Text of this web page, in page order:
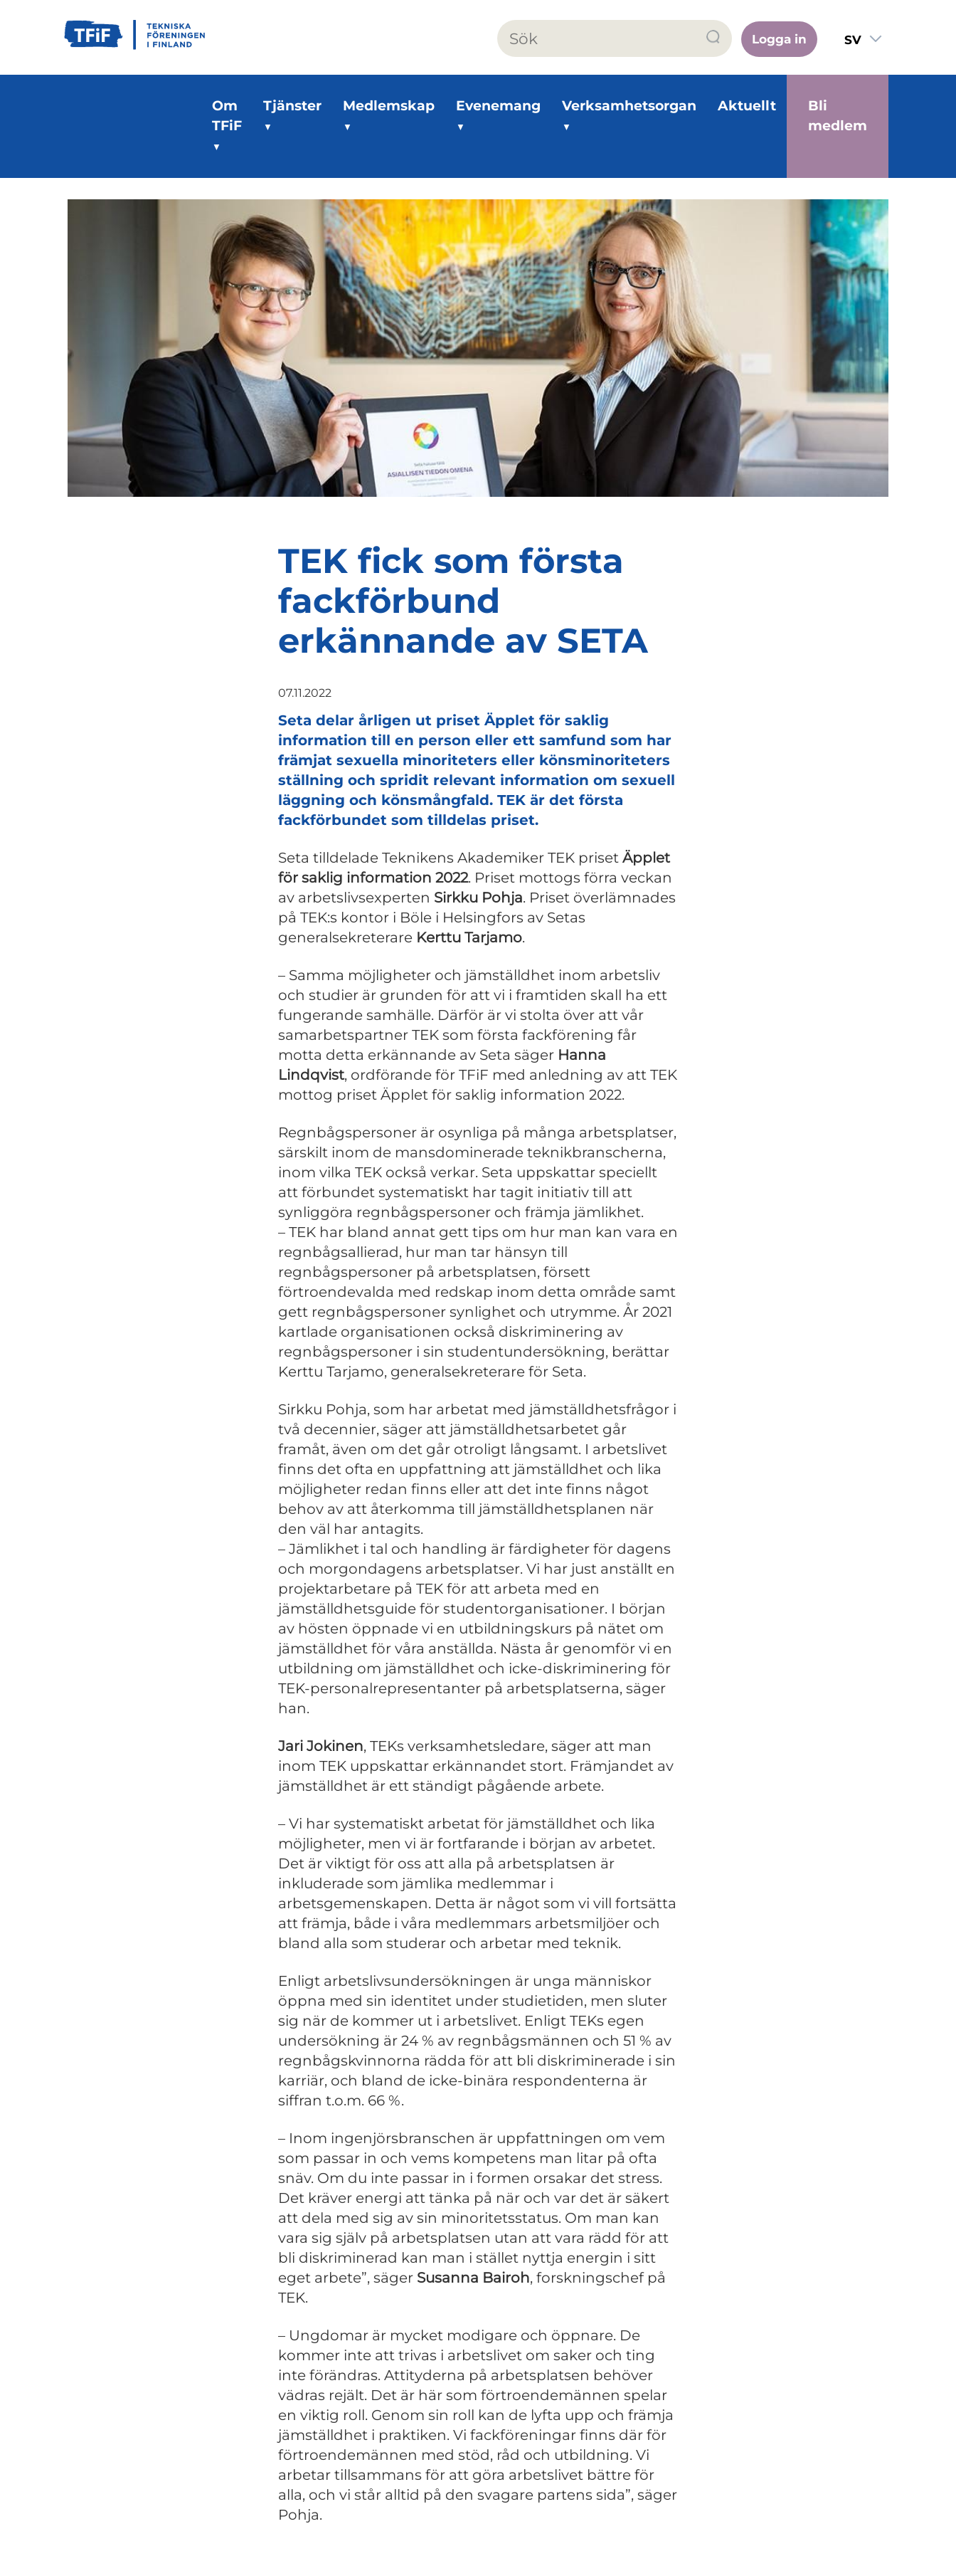
Logga in
SV
Om
TFiF
Tjänster Medlemskap Evenemang Verksamhetsorgan Aktuellt
Bli
medlem
TEK fick som första
fackförbund
erkännande av SETA
07.11.2022
Seta delar årligen ut priset Äpplet för saklig
information till en person eller ett samfund som har
främjat sexuella minoriteters eller könsminoriteters
ställning och spridit relevant information om sexuell
läggning och könsmångfald. TEK är det första
fackförbundet som tilldelas priset.
Seta tilldelade Teknikens Akademiker TEK priset Äpplet
för saklig information 2022. Priset mottogs förra veckan
av arbetslivsexperten Sirkku Pohja. Priset överlämnades
på TEK:s kontor i Böle i Helsingfors av Setas
generalsekreterare Kerttu Tarjamo.
– Samma möjligheter och jämställdhet inom arbetsliv
och studier är grunden för att vi i framtiden skall ha ett
fungerande samhälle. Därför är vi stolta över att vår
samarbetspartner TEK som första fackförening får
motta detta erkännande av Seta säger Hanna
Lindqvist, ordförande för TFiF med anledning av att TEK
mottog priset Äpplet för saklig information 2022.
Regnbågspersoner är osynliga på många arbetsplatser,
särskilt inom de mansdominerade teknikbranscherna,
inom vilka TEK också verkar. Seta uppskattar speciellt
att förbundet systematiskt har tagit initiativ till att
synliggöra regnbågspersoner och främja jämlikhet.
– TEK har bland annat gett tips om hur man kan vara en
regnbågsallierad, hur man tar hänsyn till
regnbågspersoner på arbetsplatsen, försett
förtroendevalda med redskap inom detta område samt
gett regnbågspersoner synlighet och utrymme. År 2021
kartlade organisationen också diskriminering av
regnbågspersoner i sin studentundersökning, berättar
Kerttu Tarjamo, generalsekreterare för Seta.
Sirkku Pohja, som har arbetat med jämställdhetsfrågor i
två decennier, säger att jämställdhetsarbetet går
framåt, även om det går otroligt långsamt. I arbetslivet
finns det ofta en uppfattning att jämställdhet och lika
möjligheter redan finns eller att det inte finns något
behov av att återkomma till jämställdhetsplanen när
den väl har antagits.
– Jämlikhet i tal och handling är färdigheter för dagens
och morgondagens arbetsplatser. Vi har just anställt en
projektarbetare på TEK för att arbeta med en
jämställdhetsguide för studentorganisationer. I början
av hösten öppnade vi en utbildningskurs på nätet om
jämställdhet för våra anställda. Nästa år genomför vi en
utbildning om jämställdhet och icke-diskriminering för
TEK-personalrepresentanter på arbetsplatserna, säger
han.
Jari Jokinen, TEKs verksamhetsledare, säger att man
inom TEK uppskattar erkännandet stort. Främjandet av
jämställdhet är ett ständigt pågående arbete.
– Vi har systematiskt arbetat för jämställdhet och lika
möjligheter, men vi är fortfarande i början av arbetet.
Det är viktigt för oss att alla på arbetsplatsen är
inkluderade som jämlika medlemmar i
arbetsgemenskapen. Detta är något som vi vill fortsätta
att främja, både i våra medlemmars arbetsmiljöer och
bland alla som studerar och arbetar med teknik.
Enligt arbetslivsundersökningen är unga människor
öppna med sin identitet under studietiden, men sluter
sig när de kommer ut i arbetslivet. Enligt TEKs egen
undersökning är 24 % av regnbågsmännen och 51 % av
regnbågskvinnorna rädda för att bli diskriminerade i sin
karriär, och bland de icke-binära respondenterna är
siffran t.o.m. 66 %.
– Inom ingenjörsbranschen är uppfattningen om vem
som passar in och vems kompetens man litar på ofta
snäv. Om du inte passar in i formen orsakar det stress.
Det kräver energi att tänka på när och var det är säkert
att dela med sig av sin minoritetsstatus. Om man kan
vara sig själv på arbetsplatsen utan att vara rädd för att
bli diskriminerad kan man i stället nyttja energin i sitt
eget arbete”, säger Susanna Bairoh, forskningschef på
TEK.
– Ungdomar är mycket modigare och öppnare. De
kommer inte att trivas i arbetslivet om saker och ting
inte förändras. Attityderna på arbetsplatsen behöver
vädras rejält. Det är här som förtroendemännen spelar
en viktig roll. Genom sin roll kan de lyfta upp och främja
jämställdhet i praktiken. Vi fackföreningar finns där för
förtroendemännen med stöd, råd och utbildning. Vi
arbetar tillsammans för att göra arbetslivet bättre för
alla, och vi står alltid på den svagare partens sida”, säger
Pohja.